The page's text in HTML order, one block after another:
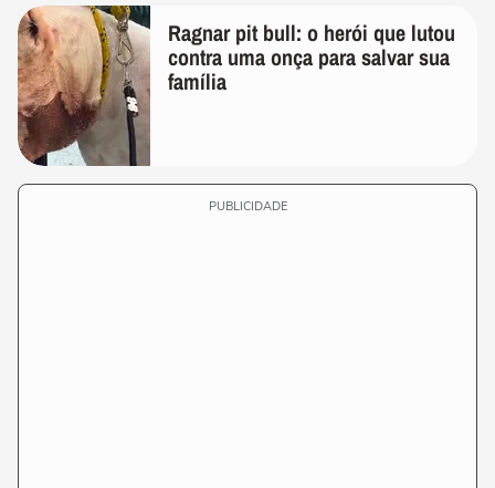
Ragnar pit bull: o herói que lutou
contra uma onça para salvar sua
família
PUBLICIDADE